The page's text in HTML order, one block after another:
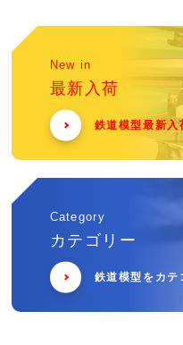
New in
最新入荷
鉄道模型最新
Category
カテゴリー
鉄道模型をカ